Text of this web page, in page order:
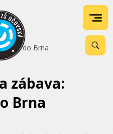
8.C do Brna
zábava:
Brna